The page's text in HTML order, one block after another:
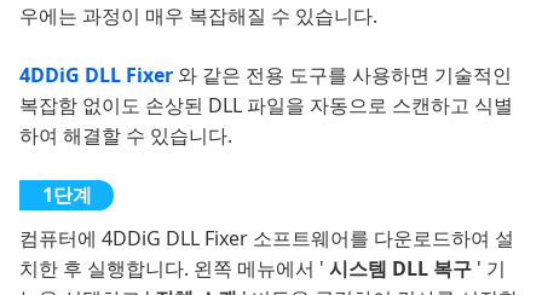
우에는 과정이 매우 복잡해질 수 있습니다.
4DDiG DLL Fixer 와 같은 전용 도구를 사용하면 기술적인
복잡함 없이도 손상된 DLL 파일을 자동으로 스캔하고 식별
하여 해결할 수 있습니다.
컴퓨터에 4DDiG DLL Fixer 소프트웨어를 다운로드하여 설
치한 후 실행합니다. 왼쪽 메뉴에서 ' 시스템 DLL 복구 ' 기